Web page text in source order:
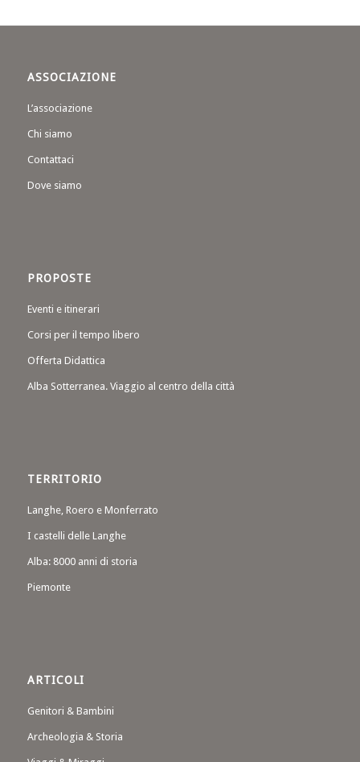
ASSOCIAZIONE
L’associazione
Chi siamo
Contattaci
Dove siamo
PROPOSTE
Eventi e itinerari
Corsi per il tempo libero
Offerta Didattica
Alba Sotterranea. Viaggio al centro della città
TERRITORIO
Langhe, Roero e Monferrato
I castelli delle Langhe
Alba: 8000 anni di storia
Piemonte
ARTICOLI
Genitori & Bambini
Archeologia & Storia